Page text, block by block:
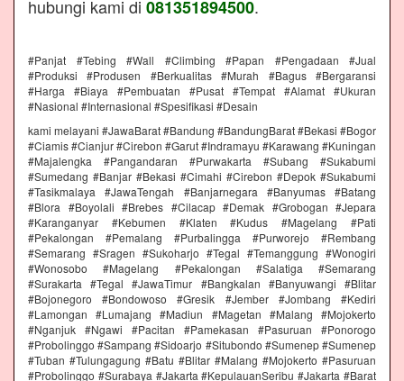
hubungi kami di 081351894500.
#Panjat #Tebing #Wall #Climbing #Papan #Pengadaan #Jual
#Produksi #Produsen #Berkualitas #Murah #Bagus #Bergaransi
#Harga #Biaya #Pembuatan #Pusat #Tempat #Alamat #Ukuran
#Nasional #Internasional #Spesifikasi #Desain
kami melayani #JawaBarat #Bandung #BandungBarat #Bekasi #Bogor
#Ciamis #Cianjur #Cirebon #Garut #Indramayu #Karawang #Kuningan
#Majalengka #Pangandaran #Purwakarta #Subang #Sukabumi
#Sumedang #Banjar #Bekasi #Cimahi #Cirebon #Depok #Sukabumi
#Tasikmalaya #JawaTengah #Banjarnegara #Banyumas #Batang
#Blora #Boyolali #Brebes #Cilacap #Demak #Grobogan #Jepara
#Karanganyar #Kebumen #Klaten #Kudus #Magelang #Pati
#Pekalongan #Pemalang #Purbalingga #Purworejo #Rembang
#Semarang #Sragen #Sukoharjo #Tegal #Temanggung #Wonogiri
#Wonosobo #Magelang #Pekalongan #Salatiga #Semarang
#Surakarta #Tegal #JawaTimur #Bangkalan #Banyuwangi #Blitar
#Bojonegoro #Bondowoso #Gresik #Jember #Jombang #Kediri
#Lamongan #Lumajang #Madiun #Magetan #Malang #Mojokerto
#Nganjuk #Ngawi #Pacitan #Pamekasan #Pasuruan #Ponorogo
#Probolinggo #Sampang #Sidoarjo #Situbondo #Sumenep #Sumenep
#Tuban #Tulungagung #Batu #Blitar #Malang #Mojokerto #Pasuruan
#Probolinggo #Surabaya #Jakarta #KepulauanSeribu #Jakarta #Barat